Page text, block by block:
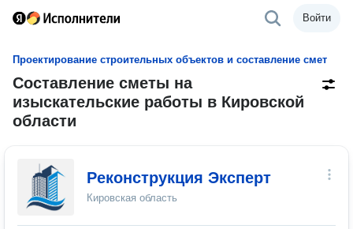
Войти
Проектирование строительных объектов и составление смет
Составление сметы на
изыскательские работы в Кировской
области
Реконструкция Эксперт
Кировская область